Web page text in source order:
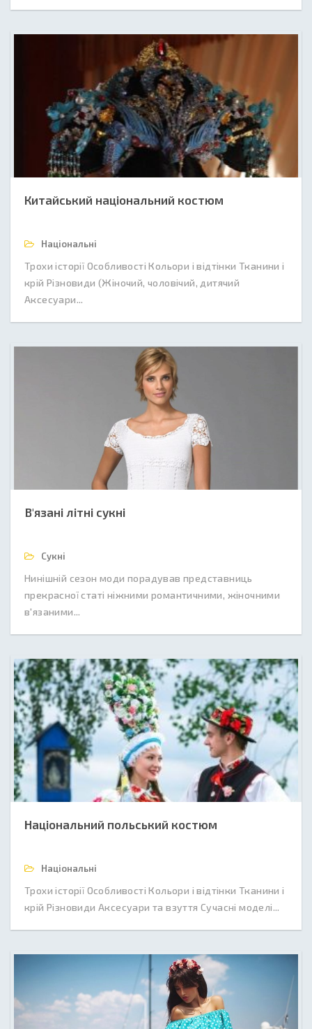
Китайський національний костюм
Національні
Трохи історії Особливості Кольори і відтінки Тканини і
крій Різновиди (Жіночий, чоловічий, дитячий
Аксесуари...
В'язані літні сукні
Сукні
Нинішній сезон моди порадував представниць
прекрасної статі ніжними романтичними, жіночними
в'язаними...
Національний польський костюм
Національні
Трохи історії Особливості Кольори і відтінки Тканини і
крій Різновиди Аксесуари та взуття Сучасні моделі...